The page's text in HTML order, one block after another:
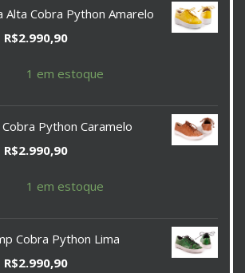
Alta Cobra Python Amarelo
R$2.990,90
1 em estoque
Cobra Python Caramelo
R$2.990,90
1 em estoque
Cobra Python Lima
R$2.990,90